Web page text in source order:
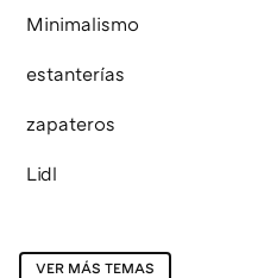
Minimalismo
estanterías
zapateros
Lidl
VER MÁS TEMAS